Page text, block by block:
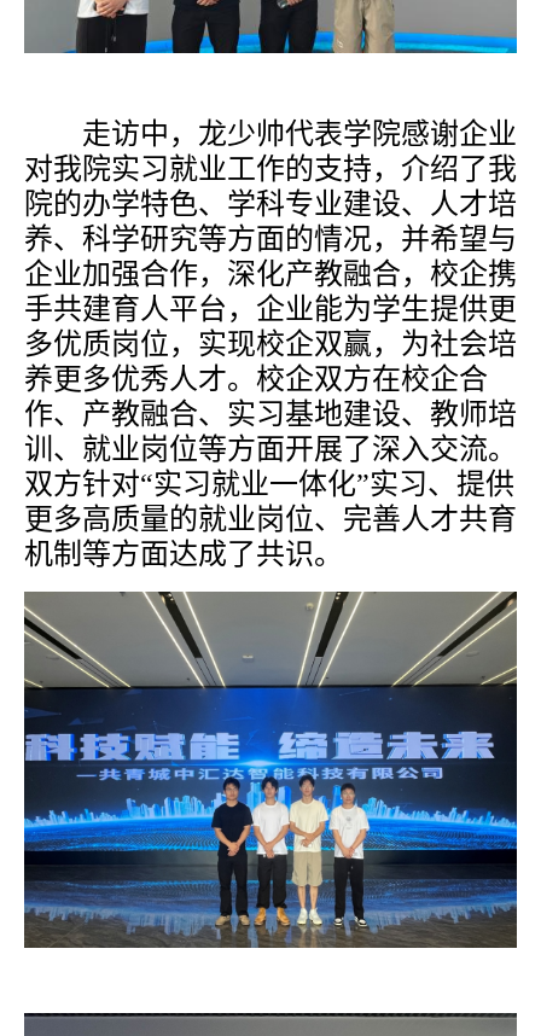
走访中，龙少帅代表学院感谢企业
对我院实习就业工作的支持，介绍了我
院的办学特色、学科专业建设、人才培
养、科学研究等方面的情况，并希望与
企业加强合作，深化产教融合，校企携
手共建育人平台，企业能为学生提供更
多优质岗位，实现校企双赢，为社会培
养更多优秀人才。校企双方在校企合
作、产教融合、实习基地建设、教师培
训、就业岗位等方面开展了深入交流。
双方针对“实习就业一体化”实习、提供
更多高质量的就业岗位、完善人才共育
机制等方面达成了共识。